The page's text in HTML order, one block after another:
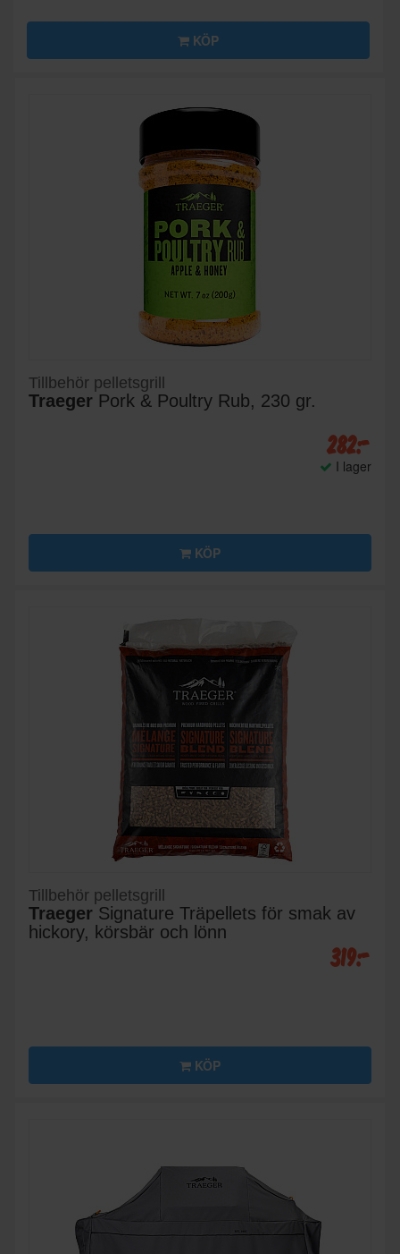
KÖP
Tillbehör pelletsgrill
Traeger Pork & Poultry Rub, 230 gr.
282:-
I lager
KÖP
Tillbehör pelletsgrill
Traeger Signature Träpellets för smak av
hickory, körsbär och lönn
319:-
KÖP